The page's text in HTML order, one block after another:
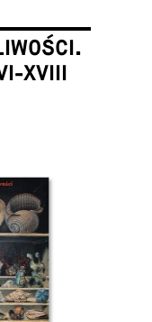
XVIII